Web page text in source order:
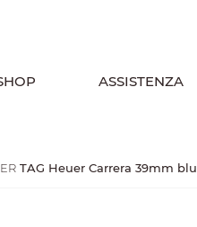
ASSISTENZA
TAG Heuer Carrera 39mm blu